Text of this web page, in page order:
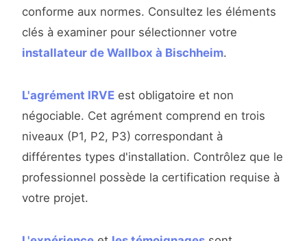
conforme aux normes. Consultez les éléments
clés à examiner pour sélectionner votre
installateur de Wallbox à Bischheim.
L'agrément IRVE est obligatoire et non
négociable. Cet agrément comprend en trois
niveaux (P1, P2, P3) correspondant à
différentes types d'installation. Contrôlez que le
professionnel possède la certification requise à
votre projet.